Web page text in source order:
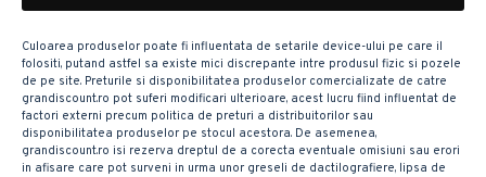
Culoarea produselor poate fi influentata de setarile device-ului pe care il
folositi, putand astfel sa existe mici discrepante intre produsul fizic si pozele
de pe site. Preturile si disponibilitatea produselor comercializate de catre
grandiscount.ro pot suferi modificari ulterioare, acest lucru fiind influentat de
factori externi precum politica de preturi a distribuitorilor sau
disponibilitatea produselor pe stocul acestora. De asemenea,
grandiscount.ro isi rezerva dreptul de a corecta eventuale omisiuni sau erori
in afisare care pot surveni in urma unor greseli de dactilografiere, lipsa de